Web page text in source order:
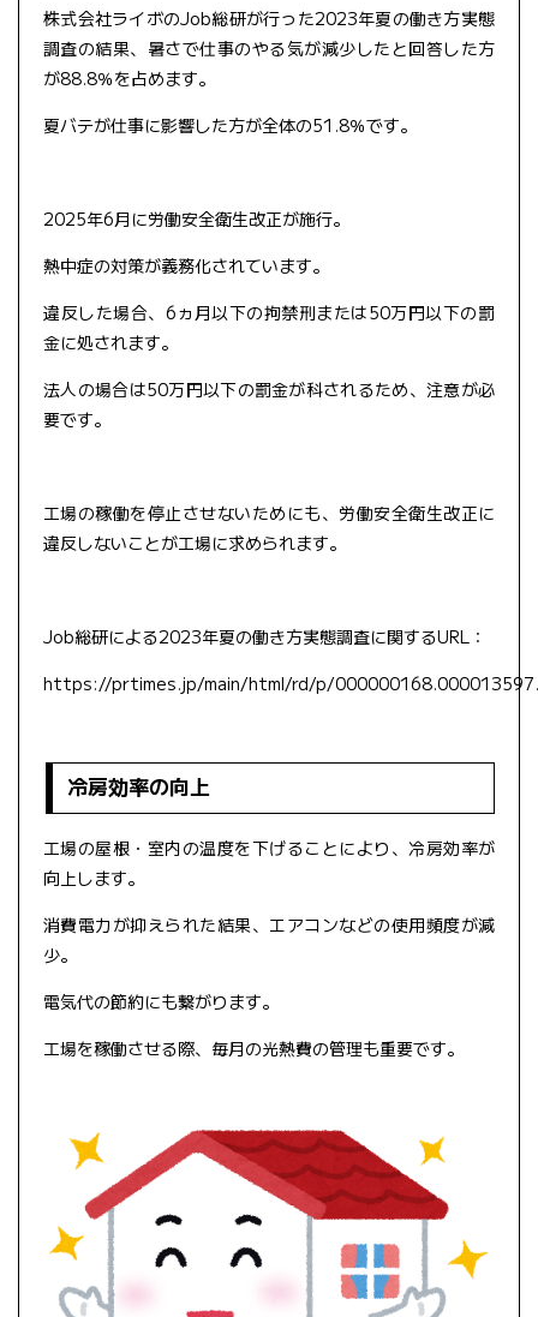
株式会社ライボのJob総研が行った2023年夏の働き方実態
調査の結果、暑さで仕事のやる気が減少したと回答した方
が88.8％を占めます。
夏バテが仕事に影響した方が全体の51.8％です。
2025年6月に労働安全衛生改正が施行。
熱中症の対策が義務化されています。
違反した場合、6ヵ月以下の拘禁刑または50万円以下の罰
金に処されます。
法人の場合は50万円以下の罰金が科されるため、注意が必
要です。
工場の稼働を停止させないためにも、労働安全衛生改正に
違反しないことが工場に求められます。
Job総研による2023年夏の働き方実態調査に関するURL：
https://prtimes.jp/main/html/rd/p/
冷房効率の向上
工場の屋根・室内の温度を下げることにより、冷房効率が
向上します。
消費電力が抑えられた結果、エアコンなどの使用頻度が減
少。
電気代の節約にも繋がります。
工場を稼働させる際、毎月の光熱費の管理も重要です。